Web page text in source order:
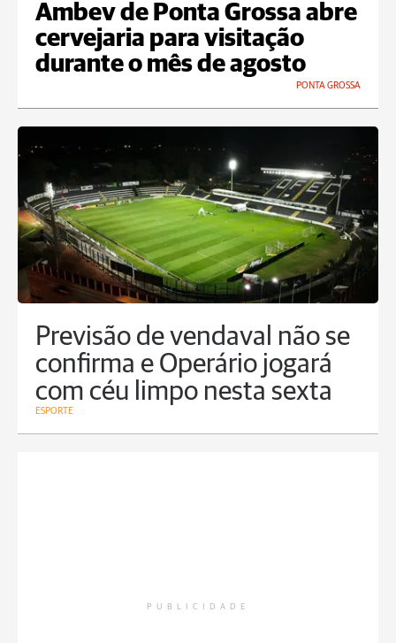
Ambev de Ponta Grossa abre
cervejaria para visitação
durante o mês de agosto
PONTA GROSSA
Previsão de vendaval não se
confirma e Operário jogará
com céu limpo nesta sexta
ESPORTE
PUBLICIDADE